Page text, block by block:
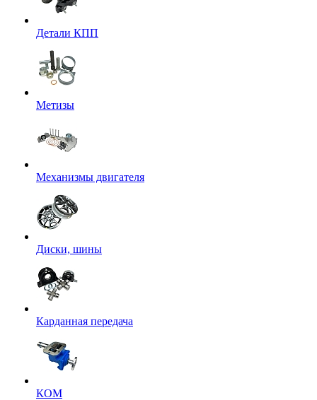
Детали КПП
Метизы
Механизмы двигателя
Диски, шины
Карданная передача
КОМ